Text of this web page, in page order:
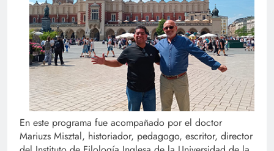
En este programa fue acompañado por el doctor
Mariuzs Misztal, historiador, pedagogo, escritor, director